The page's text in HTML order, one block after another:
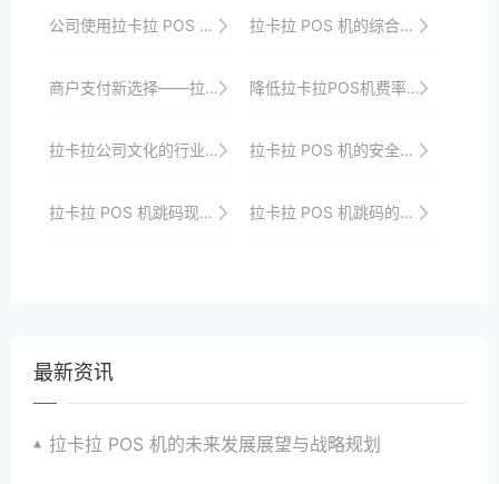
公司使用拉卡拉 POS 机的成本控制与效益分析 拉卡拉 POS 机的综合服务与支持体系
商户支付新选择——拉卡拉POS机申请流程深度剖析 降低拉卡拉POS机费率的技巧分享
拉卡拉公司文化的行业影响力 拉卡拉 POS 机的安全认证体系
拉卡拉 POS 机跳码现象解读 拉卡拉 POS 机跳码的风险防范与监管
最新资讯
拉卡拉 POS 机的未来发展展望与战略规划